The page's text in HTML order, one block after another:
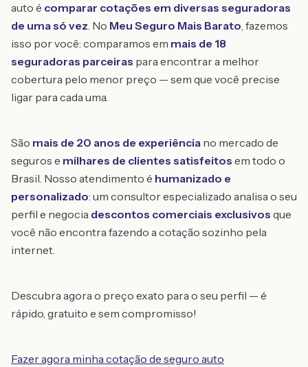
auto é comparar cotações em diversas seguradoras
de uma só vez. No Meu Seguro Mais Barato, fazemos
isso por você: comparamos em mais de 18
seguradoras parceiras para encontrar a melhor
cobertura pelo menor preço — sem que você precise
ligar para cada uma.
São mais de 20 anos de experiência no mercado de
seguros e milhares de clientes satisfeitos em todo o
Brasil. Nosso atendimento é humanizado e
personalizado: um consultor especializado analisa o seu
perfil e negocia descontos comerciais exclusivos que
você não encontra fazendo a cotação sozinho pela
internet.
Descubra agora o preço exato para o seu perfil — é
rápido, gratuito e sem compromisso!
Fazer agora minha cotação de seguro auto